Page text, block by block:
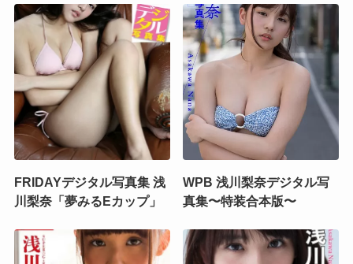
FRIDAYデジタル写真集 浅
川梨奈「夢みるEカップ」
WPB 浅川梨奈デジタル写
真集〜特装合本版〜